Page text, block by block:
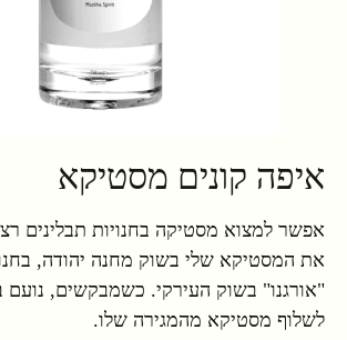
איפה קונים מסטיקא
אפשר למצוא מסטיקה בחנויות תבלינים
את המסטיקא שלי בשוק מחנה יהודה,
"אורגנו" בשוק העירקי. כשמבקשים, נועם
לשלוף מסטיקא מהמגירה שלו.